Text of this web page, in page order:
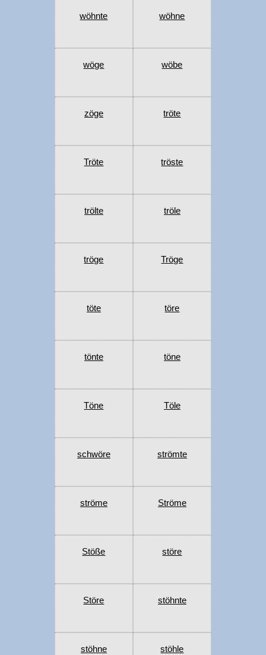
wöhnte wöhne
wöge wöbe
zöge tröte
Tröte tröste
trölte tröle
tröge Tröge
töte töre
tönte töne
Töne Töle
schwöre strömte
ströme Ströme
Stöße störe
Störe stöhnte
stöhne stöhle